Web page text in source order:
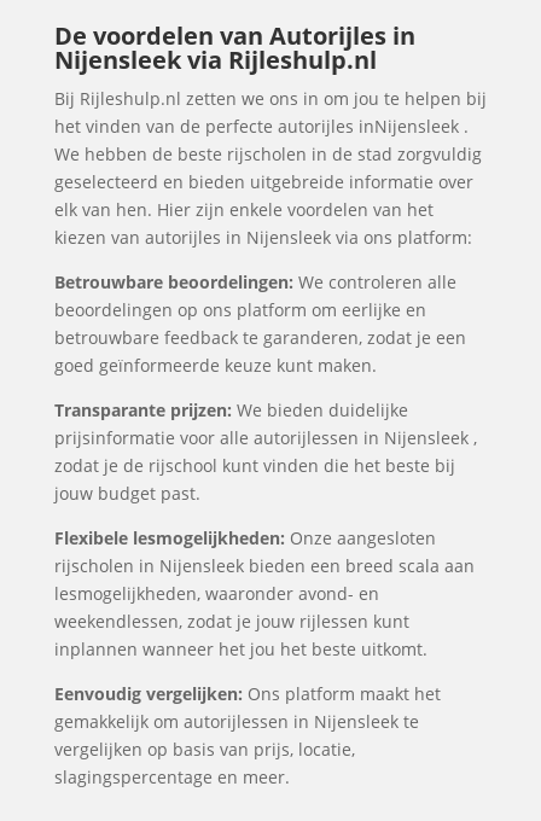
De voordelen van Autorijles in
Nijensleek via Rijleshulp.nl
Bij Rijleshulp.nl zetten we ons in om jou te helpen bij
het vinden van de perfecte autorijles inNijensleek .
We hebben de beste rijscholen in de stad zorgvuldig
geselecteerd en bieden uitgebreide informatie over
elk van hen. Hier zijn enkele voordelen van het
kiezen van autorijles in Nijensleek via ons platform:
Betrouwbare beoordelingen: We controleren alle
beoordelingen op ons platform om eerlijke en
betrouwbare feedback te garanderen, zodat je een
goed geïnformeerde keuze kunt maken.
Transparante prijzen: We bieden duidelijke
prijsinformatie voor alle autorijlessen in Nijensleek ,
zodat je de rijschool kunt vinden die het beste bij
jouw budget past.
Flexibele lesmogelijkheden: Onze aangesloten
rijscholen in Nijensleek bieden een breed scala aan
lesmogelijkheden, waaronder avond- en
weekendlessen, zodat je jouw rijlessen kunt
inplannen wanneer het jou het beste uitkomt.
Eenvoudig vergelijken: Ons platform maakt het
gemakkelijk om autorijlessen in Nijensleek te
vergelijken op basis van prijs, locatie,
slagingspercentage en meer.